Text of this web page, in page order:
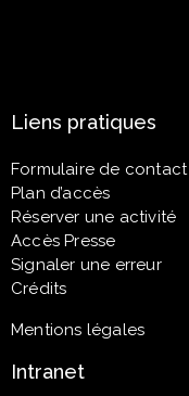
Liens pratiques
Formulaire de contact
Plan d’accès
Réserver une activité
Accès Presse
Signaler une erreur
Crédits
Mentions légales
Intranet